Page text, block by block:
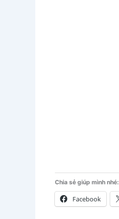
Chia sẻ giúp mình nhé:
Facebook